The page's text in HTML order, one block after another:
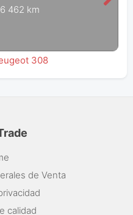
6 462 km
308
de Venta
calidad